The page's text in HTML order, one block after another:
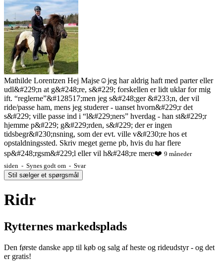
Mathilde Lorentzen Hej Majse☺️jeg har aldrig haft med parter eller
udl&#229;n at g&#248;re, s&#229; forskellen er lidt uklar for mig
ift. “reglerne”&#128517;men jeg s&#248;ger &#233;n, der vil
ride/passe ham, mens jeg studerer - uanset hvorn&#229;r det
s&#229; ville passe ind i “l&#229;ners” hverdag - han st&#229;r
hjemme p&#229; g&#229;rden, s&#229; der er ingen
tidsbegr&#230;nsning, som der evt. ville v&#230;re hos et
opstaldningssted. Skriv meget gerne pb, hvis du har flere
sp&#248;rgsm&#229;l eller vil h&#248;re mere❤️ 9 måneder
siden - Synes godt om - Svar
Stil sælger et spørgsmål
Ridr
Rytternes markedsplads
Den første danske app til køb og salg af heste og rideudstyr - og det
er gratis!